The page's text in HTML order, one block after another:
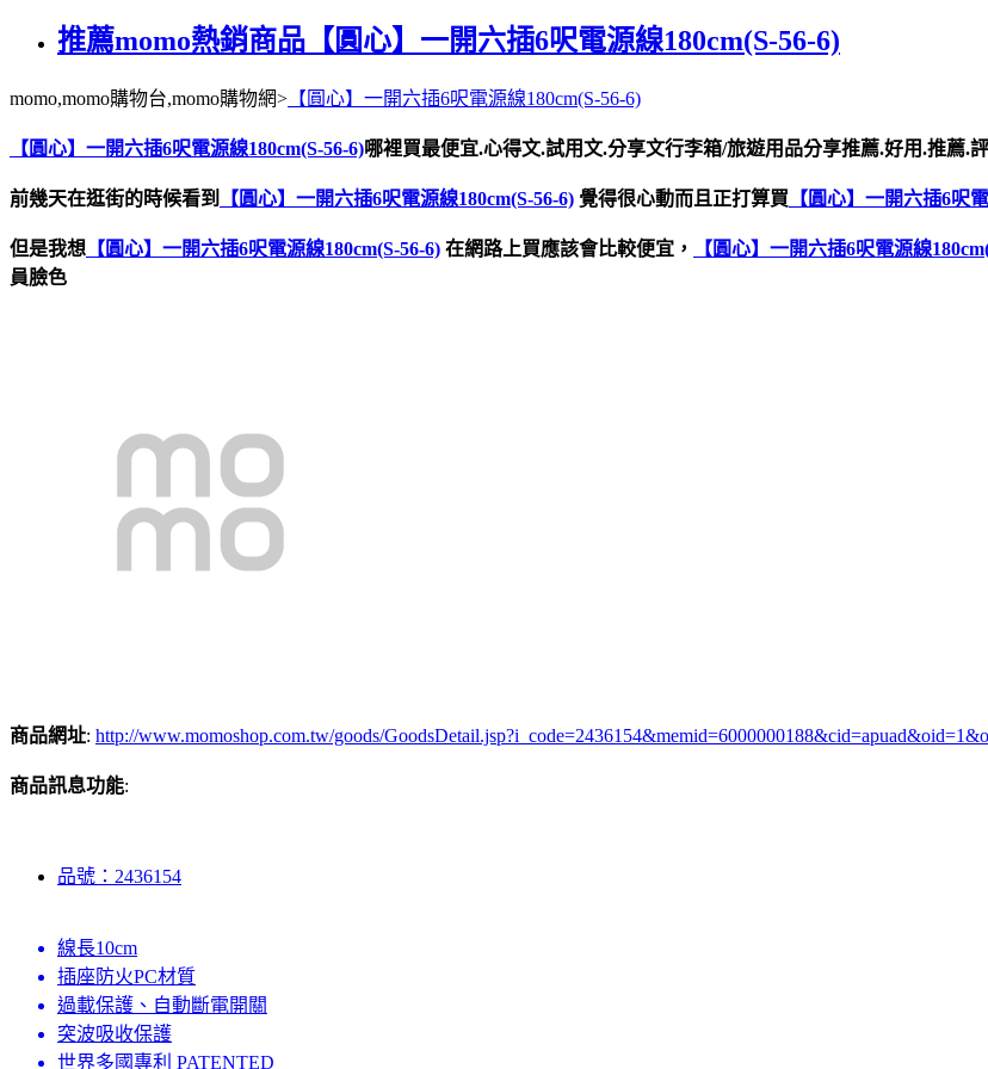
推薦momo熱銷商品【圓心】一開六插6呎電源線180cm(S-56-6)
momo,momo購物台,momo購物網> 【圓心】一開六插6呎電源線180cm(S-56-6)
【圓心】一開六插6呎電源線180cm(S-56-6)哪裡買最便宜.心得文.試用文.分享文行李箱/旅遊用品分享推薦.好用.推薦.
前幾天在逛街的時候看到 【圓心】一開六插6呎電源線180cm(S-56-6) 覺得很心動而且正打算買 【圓心】一開六插6呎
但是我想 【圓心】一開六插6呎電源線180cm(S-56-6) 在網路上買應該會比較便宜， 【圓心】一開六插6呎電源線
員臉色
商品網址: http://www.momoshop.com.tw/goods/
商品訊息功能:
品號：2436154
線長10cm
插座防火PC材質
過載保護、自動斷電開關
突波吸收保護
世界多國專利 PATENTED